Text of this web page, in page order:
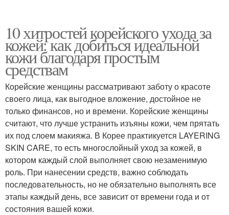
10 хитростей корейского ухода за
кожей: как добиться идеальной
кожи благодаря простым
средствам
Корейские женщины рассматривают заботу о красоте
своего лица, как выгодное вложение, достойное не
только финансов, но и времени. Корейские женщины
считают, что лучше устранить изъяны кожи, чем прятать
их под слоем макияжа. В Корее практикуется LAYERING
SKIN CARE, то есть многослойный уход за кожей, в
котором каждый слой выполняет свою незаменимую
роль. При нанесении средств, важно соблюдать
последовательность, но не обязательно выполнять все
этапы каждый день, все зависит от времени года и от
состояния вашей кожи.